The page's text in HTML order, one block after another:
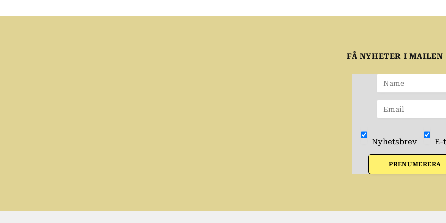
FÅ NYHETER I MAILEN
Nyhetsbrev E-
PRENUMERERA